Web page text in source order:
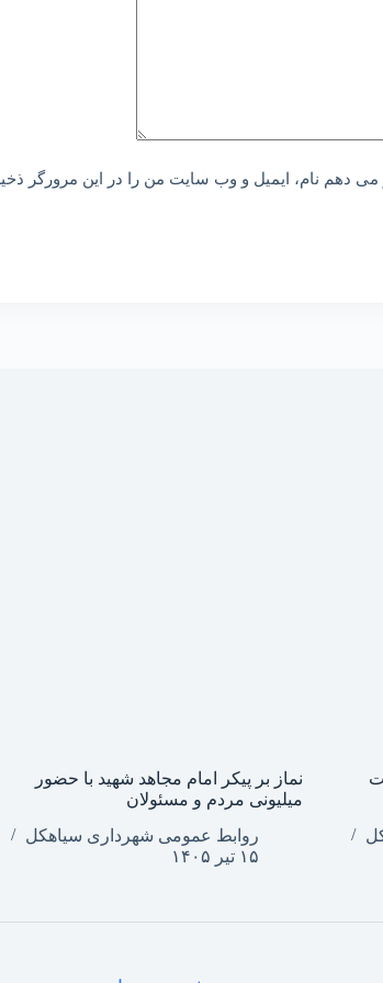
می دهم نام، ایمیل و وب سایت من را در این مرورگر
نماز بر پیکر امام مجاهد شهید با حضور
میلیونی مردم و مسئولان
روابط عمومی شهرداری سیاهکل
۱۵ تیر ۱۴۰۵